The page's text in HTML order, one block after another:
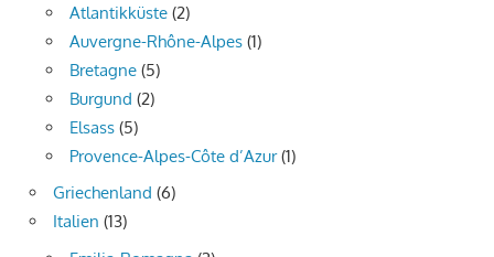
Atlantikküste (2)
Auvergne-Rhône-Alpes (1)
Bretagne (5)
Burgund (2)
Elsass (5)
Provence-Alpes-Côte d’Azur(1)
Griechenland (6)
Italien (13)